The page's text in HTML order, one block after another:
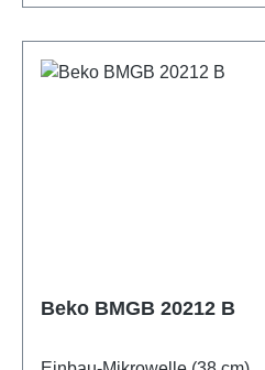
Beko BMGB 20212 B